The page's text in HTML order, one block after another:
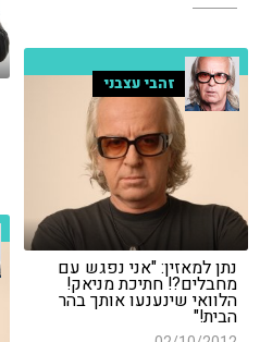
זהבי עצבני
נתן למאזין: "אני נפגש עם
מחבלים?! חתיכת מניאק!
הלוואי שינענעו אותך בהר
הבית!"